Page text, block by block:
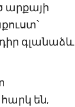
արքայի
գլանաձև
են,